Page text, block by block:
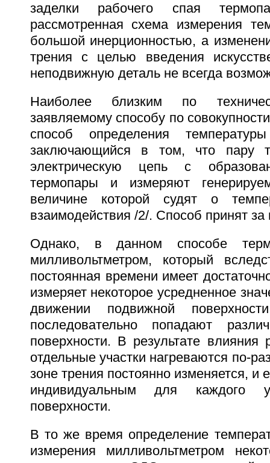
заделки рабочего спая
рассмотренная схема измерения
большой инерционностью, а
трения с целью введения
неподвижную деталь не всегда
Наиболее близким по
заявляемому способу по
способ определения
заключающийся в том, что пару
электрическую цепь с
термопары и измеряют
величине которой судят о
взаимодействия /2/. Способ принят за
Однако, в данном способе
милливольтметром, который
постоянная времени имеет
измеряет некоторое усредненное
движении подвижной
последовательно попадают
поверхности. В результате влияния
отдельные участки нагреваются по-
зоне трения постоянно изменяется, и
индивидуальным для каждого
поверхности.
В то же время определение
измерения милливольтметром